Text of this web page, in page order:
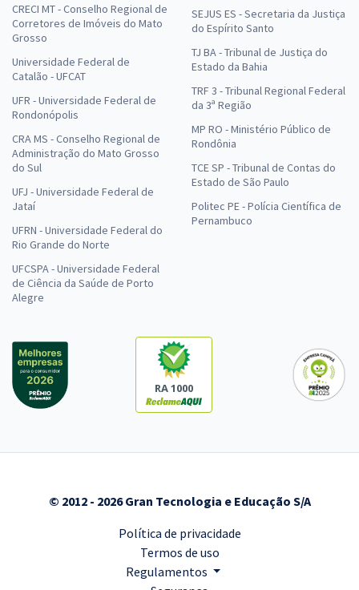
CRECI MT - Conselho Regional de
Corretores de Imóveis do Mato
Grosso
Universidade Federal de
Catalão - UFCAT
UFR - Universidade Federal de
Rondonópolis
CRA MS - Conselho Regional de
Administração do Mato Grosso
do Sul
UFJ - Universidade Federal de
Jataí
UFRN - Universidade Federal do
Rio Grande do Norte
UFCSPA - Universidade Federal
de Ciência da Saúde de Porto
Alegre
SEJUS ES - Secretaria da Justiça
do Espírito Santo
TJ BA - Tribunal de Justiça do
Estado da Bahia
TRF 3 - Tribunal Regional Federal
da 3ª Região
MP RO - Ministério Público de
Rondônia
TCE SP - Tribunal de Contas do
Estado de São Paulo
Politec PE - Polícia Científica de
Pernambuco
RA 1000
© 2012 - 2026 Gran Tecnologia e Educação S/A
Política de privacidade
Termos de uso
Regulamentos